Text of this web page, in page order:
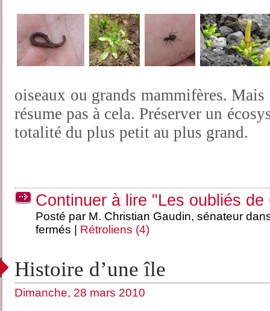
oiseaux ou grands mammifères.
résume pas à cela. Préserver un
totalité du plus petit au plus grand.
Continuer à lire "Les oubliés de
Posté par M. Christian Gaudin, sénateur
fermés
Rétroliens (4)
Histoire d’une île
Dimanche, 28 mars 2010